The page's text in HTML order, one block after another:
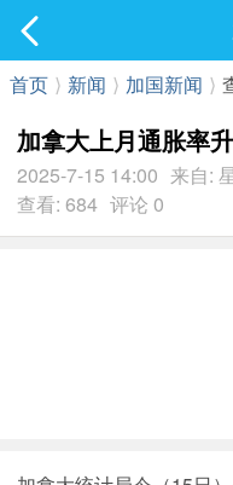
首页 ⟩ 新闻 ⟩ 加国新闻 ⟩
加拿大上月通胀率
2025-7-15 14:00 来自:
查看: 684 评论 0